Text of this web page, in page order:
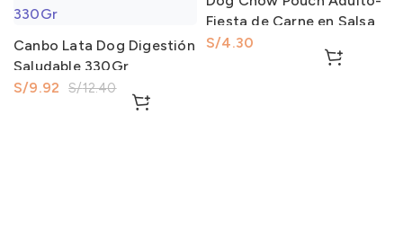
Canbo Lata Dog Digestión
Saludable 330Gr
S/12.40
S/9.92
Fiesta de Carne en Salsa
Razas Pequeñas 100Gr
S/